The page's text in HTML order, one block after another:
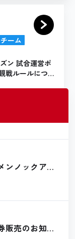
チーム
ン 試合運営ポ
戦ルールにつ
ンノックアウ
販売のお知ら